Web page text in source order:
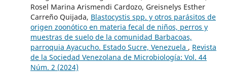
Rosel Marina Arismendi Cardozo, Greisnelys Esther
Carreño Quijada, Blastocystis spp. y otros parásitos de
origen zoonótico en materia fecal de niños, perros y
muestras de suelo de la comunidad Barbacoas,
parroquia Ayacucho. Estado Sucre, Venezuela , Revista
de la Sociedad Venezolana de Microbiología: Vol. 44
Núm. 2 (2024)